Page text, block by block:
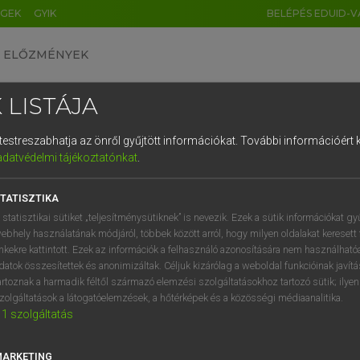
GYIK BELÉPÉS EDUID-
ELŐZMÉNYEK
angol szótár
fn szalvéta
napkinkeresése szótárainkban
LISTÁJA
az önről gyűjtött információkat. További információért
tájékoztatónkat.
statisztikai sütiket „teljesítménysütiknek” is nevezik. Ezek a sütik információkat
használatának módjáról, többek között arról, hogy milyen oldalakat keresett
kattintott. Ezek az információk a felhasználó azonosítására nem
összesítettek és anonimizáltak. Céljuk kizárólag a weboldal funkcióinak
a harmadik féltől származó elemzési szolgáltatásokhoz tartozó sütik;
a látogatóelemzések, a hőtérképek és a közösségi médiaanalitika.
1 szolgáltatás
DE CN FR ES IT NL
1 2 3 4 5 6 7 8 9
q w e r t z u i
a s d f g h j k l é
í y x c v b n m , .